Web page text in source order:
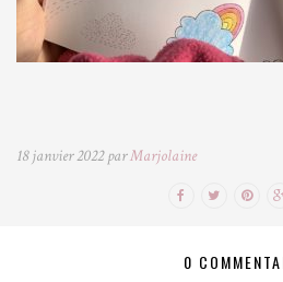
18 janvier 2022 parMarjolaine
0